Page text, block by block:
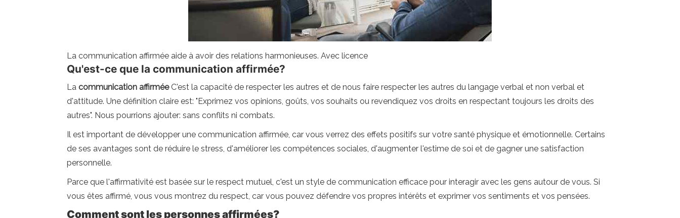
La communication affirmée aide à avoir des relations harmonieuses. Avec licence
Qu'est-ce que la communication affirmée?
La communication affirméeC'est la capacité de respecter les autres et de nous faire respecter les autres du langage verbal et non verbal et
d'attitude. Une définition claire est: "Exprimez vos opinions, goûts, vos souhaits ou revendiquez vos droits en respectant toujours les droits des
autres". Nous pourrions ajouter: sans conflits ni combats.
Il est important de développer une communication affirmée, car vous verrez des effets positifs sur votre santé physique et émotionnelle. Certains
de ses avantages sont de réduire le stress, d'améliorer les compétences sociales, d'augmenter l'estime de soi et de gagner une satisfaction
personnelle.
Parce que l'affirmativité est basée sur le respect mutuel, c'est un style de communication efficace pour interagir avec les gens autour de vous. Si
vous êtes affirmé, vous vous montrez du respect, car vous pouvez défendre vos propres intérêts et exprimer vos sentiments et vos pensées.
Comment sont les personnes affirmées?